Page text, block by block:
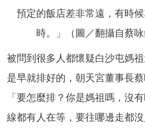
預定的飯店差非常遠，有時
時。」（圖／翻攝自蔡咏
被問到很多人都懷疑白沙屯媽
是早就排好的，朝天宮董事長蔡
「要怎麼排？你是媽祖嗎，沒
線都有人在等，要往哪邊走都